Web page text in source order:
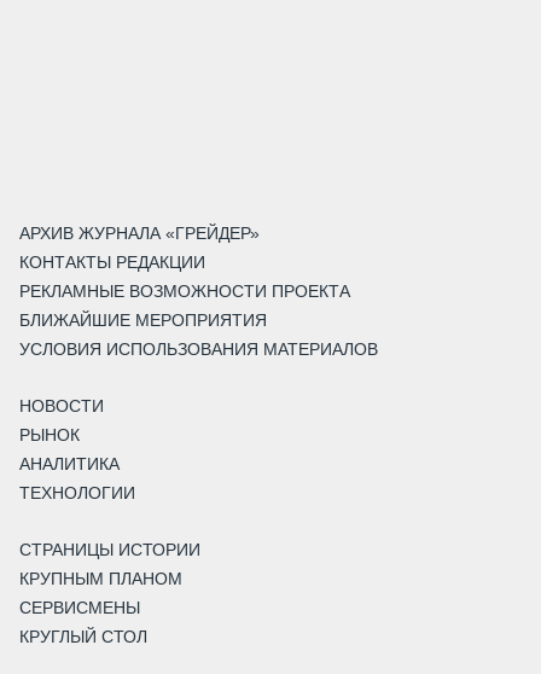
АРХИВ ЖУРНАЛА «ГРЕЙДЕР»
КОНТАКТЫ РЕДАКЦИИ
РЕКЛАМНЫЕ ВОЗМОЖНОСТИ ПРОЕКТА
БЛИЖАЙШИЕ МЕРОПРИЯТИЯ
УСЛОВИЯ ИСПОЛЬЗОВАНИЯ МАТЕРИАЛОВ
НОВОСТИ
РЫНОК
АНАЛИТИКА
ТЕХНОЛОГИИ
СТРАНИЦЫ ИСТОРИИ
КРУПНЫМ ПЛАНОМ
СЕРВИСМЕНЫ
КРУГЛЫЙ СТОЛ